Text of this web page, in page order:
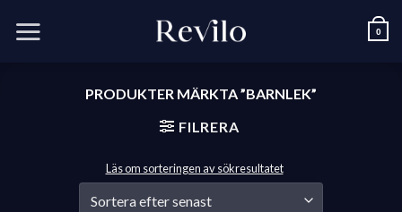
0
PRODUKTER MÄRKTA ”BARNLEK”
FILRERA
Läs om sorteringen av sökresultatet